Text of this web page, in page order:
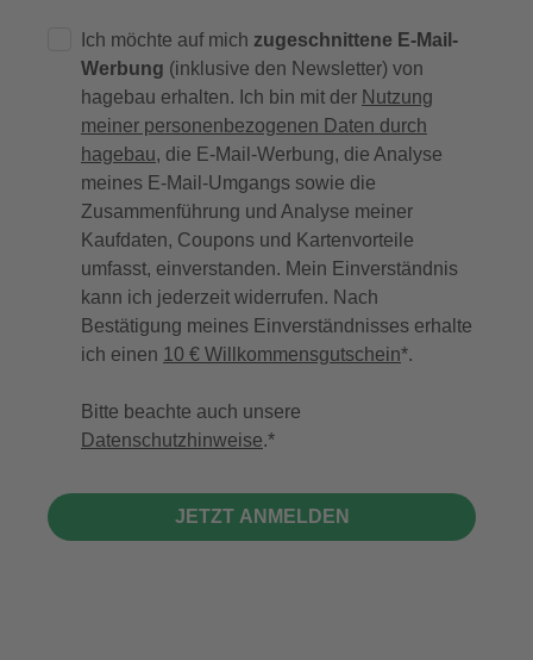
Ich möchte auf mich zugeschnittene E-Mail-
Werbung (inklusive den Newsletter) von
hagebau erhalten. Ich bin mit der Nutzung
meiner personenbezogenen Daten durch
hagebau, die E-Mail-Werbung, die Analyse
meines E-Mail-Umgangs sowie die
Zusammenführung und Analyse meiner
Kaufdaten, Coupons und Kartenvorteile
umfasst, einverstanden. Mein Einverständnis
kann ich jederzeit widerrufen. Nach
Bestätigung meines Einverständnisses erhalte
ich einen 10 € Willkommensgutschein*.
Bitte beachte auch unsere
Datenschutzhinweise.
JETZT ANMELDEN